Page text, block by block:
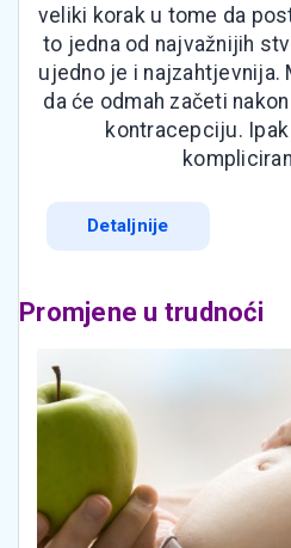
veliki korak u tome da
to jedna od najvažnijih
ujedno je i
da će odmah začeti
kontracepciju.
Detaljnije
Promjene u trudnoći